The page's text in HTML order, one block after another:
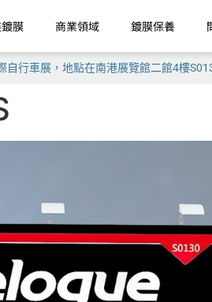
膜 商業領域 鍍膜保養
行車展，地點在南港展覽館二館4樓